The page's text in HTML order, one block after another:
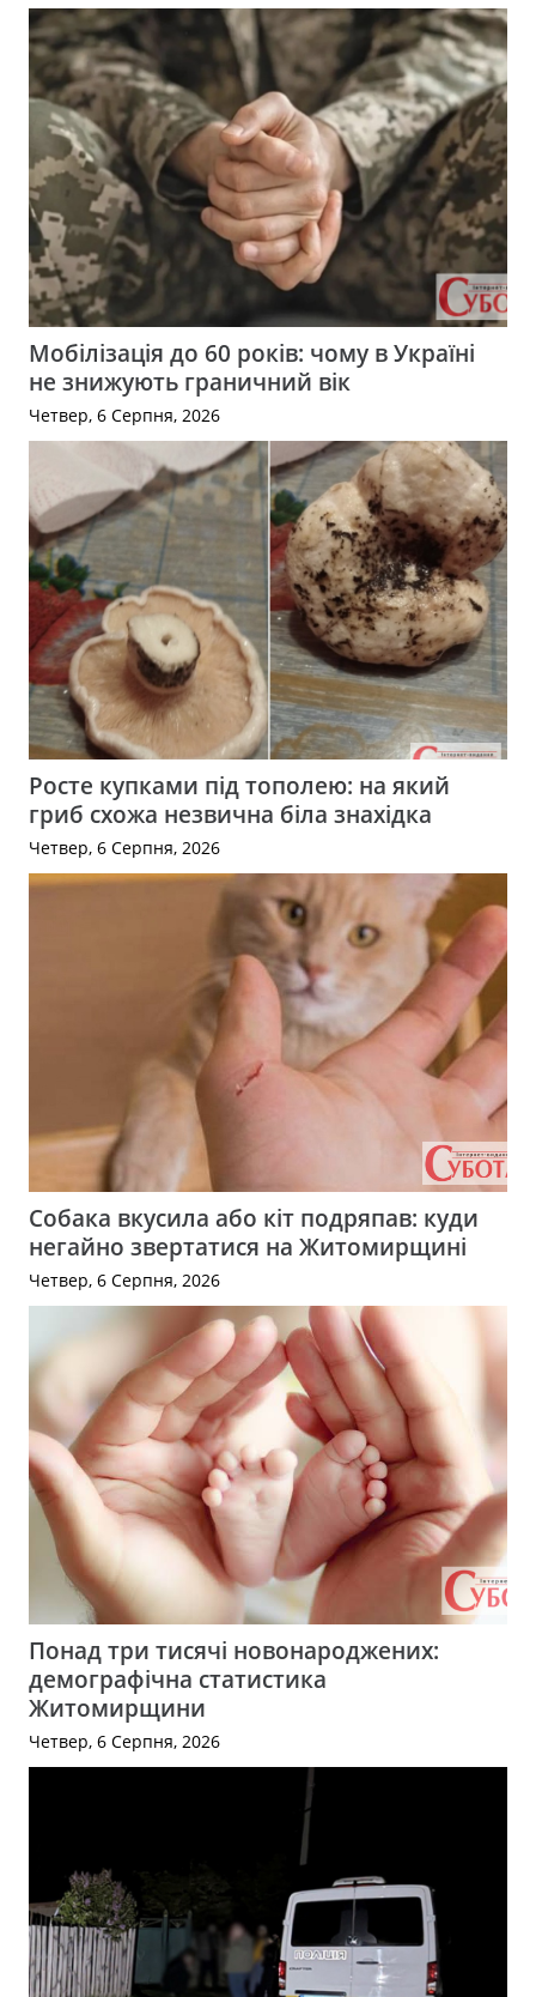
Мобілізація до 60 років: чому в Україні
не знижують граничний вік
Четвер, 6 Серпня, 2026
Росте купками під тополею: на який
гриб схожа незвична біла знахідка
Четвер, 6 Серпня, 2026
Собака вкусила або кіт подряпав: куди
негайно звертатися на Житомирщині
Четвер, 6 Серпня, 2026
Понад три тисячі новонароджених:
демографічна статистика
Житомирщини
Четвер, 6 Серпня, 2026